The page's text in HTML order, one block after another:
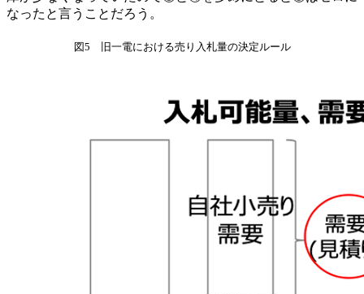
なったと言うことだろう。
図5 旧一電における売り入札量の決定ルール